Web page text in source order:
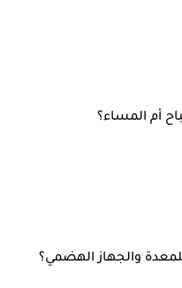
أم المساء؟
والجهاز الهضمي؟